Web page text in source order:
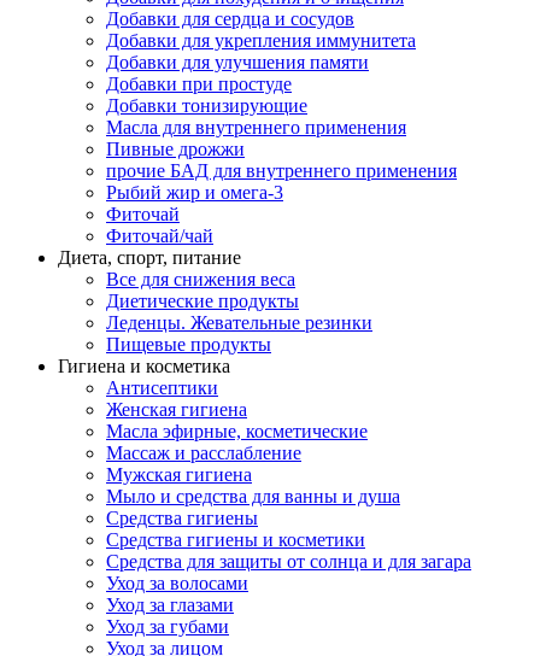
Добавки для сердца и сосудов
Добавки для укрепления иммунитета
Добавки для улучшения памяти
Добавки при простуде
Добавки тонизирующие
Масла для внутреннего применения
Пивные дрожжи
прочие БАД для внутреннего применения
Рыбий жир и омега-3
Фиточай
Фиточай/чай
Диета, спорт, питание
Все для снижения веса
Диетические продукты
Леденцы. Жевательные резинки
Пищевые продукты
Гигиена и косметика
Антисептики
Женская гигиена
Масла эфирные, косметические
Массаж и расслабление
Мужская гигиена
Мыло и средства для ванны и душа
Средства гигиены
Средства гигиены и косметики
Средства для защиты от солнца и для загара
Уход за волосами
Уход за глазами
Уход за губами
Уход за лицом